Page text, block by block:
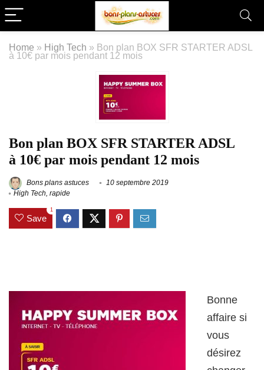
Home » High Tech » Bon plan BOX SFR STARTER ADSL
à 10€ par mois pendant 12 mois
Bon plan BOX SFR STARTER ADSL
à 10€ par mois pendant 12 mois
Bons plans astuces
10 septembre 2019
High Tech, rapide
Save
1
Bonne
affaire si
vous
désirez